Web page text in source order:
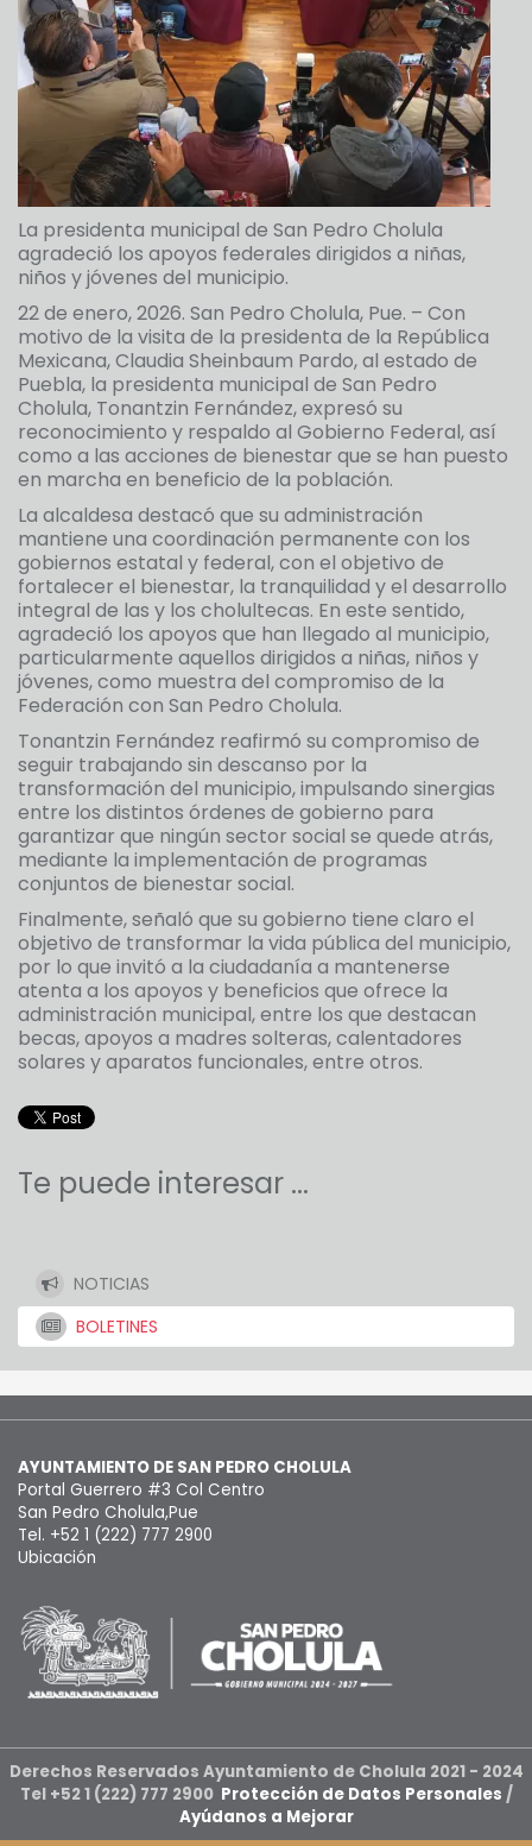
La presidenta municipal de San Pedro Cholula
agradeció los apoyos federales dirigidos a niñas,
niños y jóvenes del municipio.
22 de enero, 2026. San Pedro Cholula, Pue. – Con
motivo de la visita de la presidenta de la República
Mexicana, Claudia Sheinbaum Pardo, al estado de
Puebla, la presidenta municipal de San Pedro
Cholula, Tonantzin Fernández, expresó su
reconocimiento y respaldo al Gobierno Federal, así
como a las acciones de bienestar que se han puesto
en marcha en beneficio de la población.
La alcaldesa destacó que su administración
mantiene una coordinación permanente con los
gobiernos estatal y federal, con el objetivo de
fortalecer el bienestar, la tranquilidad y el desarrollo
integral de las y los cholultecas. En este sentido,
agradeció los apoyos que han llegado al municipio,
particularmente aquellos dirigidos a niñas, niños y
jóvenes, como muestra del compromiso de la
Federación con San Pedro Cholula.
Tonantzin Fernández reafirmó su compromiso de
seguir trabajando sin descanso por la
transformación del municipio, impulsando sinergias
entre los distintos órdenes de gobierno para
garantizar que ningún sector social se quede atrás,
mediante la implementación de programas
conjuntos de bienestar social.
Finalmente, señaló que su gobierno tiene claro el
objetivo de transformar la vida pública del municipio,
por lo que invitó a la ciudadanía a mantenerse
atenta a los apoyos y beneficios que ofrece la
administración municipal, entre los que destacan
becas, apoyos a madres solteras, calentadores
solares y aparatos funcionales, entre otros.
Te puede interesar ...
NOTICIAS
BOLETINES
AYUNTAMIENTO DE SAN PEDRO CHOLULA
Portal Guerrero #3 Col Centro
San Pedro Cholula,Pue
Tel. +52 1 (222) 777 2900
Ubicación
Derechos Reservados Ayuntamiento de Cholula 2021 - 2024
Tel +52 1 (222) 777 2900 Protección de Datos Personales /
Ayúdanos a Mejorar